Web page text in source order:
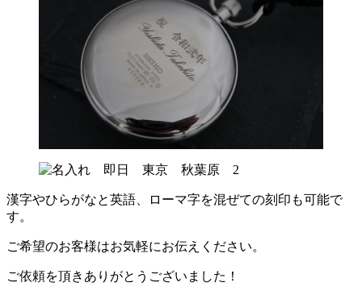
漢字やひらがなと英語、ローマ字を混ぜての刻印も可能で
す。
ご希望のお客様はお気軽にお伝えください。
ご依頼を頂きありがとうございました！